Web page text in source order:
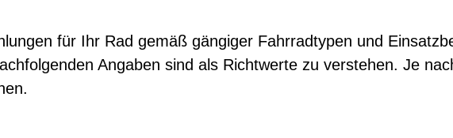
für Ihr Rad gemäß gängiger Fahrradtypen und
Angaben sind als Richtwerte zu verstehen. Je